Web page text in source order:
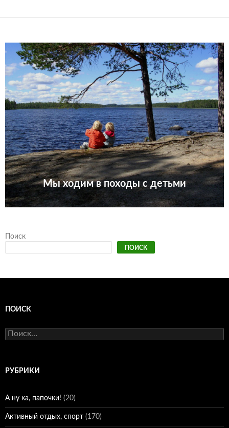
Мы ходим в походы с детьми
Поиск
ПОИСК
ПОИСК
Найти:
РУБРИКИ
А ну ка, папочки! (20)
Активный отдых, спорт (170)